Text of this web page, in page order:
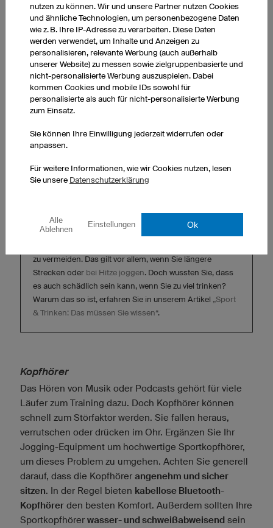
Rucksack zu verstauen oder in der Hand zu halten, ist
beim Joggen nicht die ideale Lösung. Besser ist es,
wenn Sie auf geeignetes Jogging-Equipment
zurückgreifen, um beim Laufen mit Flüssigkeit
versorgt zu sein. Hierbei haben Sie verschiedene
Optionen:
Rucksackmit integrierter Trinkblase und Schlauch
Trinkweste
Weiche Trinkflasche(Soft Flask), die mit
abnehmender Flüssigkeit ihr Volumen verringert
TIPP:
zu vermeiden. Das gilt vor allem, wenn Sie längere
Strecken oder bei Hitze joggen. Doch wussten Sie, dass
es auch schädlich sein kann, wenn Sie zu viel trinken?
Warum das so ist, erfahren Sie in unserem Artikel „Sport
& Trinken: Das müssen Sie wissen“.
Kopfhörer
Das Hören von Musik oder Podcasts gehört für viele
Läufer zum Training dazu. Doch Kopfhörer können
schnell zum Störfaktor werden. Sie fallen heraus,
verrutschen oder drücken im Ohr. Ergänzen Sie Ihr
Jogging-Equipment um hochwertige Sportkopfhörer,
um dieses Problem zu umgehen. Achten Sie generell
darauf, dass die Kopfhörer angenehm und sicher
sitzen. In der Regel bieten kabellose Bluetooth-
Kopfhörer den besten Komfort. Außerdem sollten Ihre
Sportkopfhörer wasser- und schweißabweisend sein
nutzen zu können. Wir und unsere Partner nutzen Cookies
und ähnliche Technologien, um personenbezogene Daten
wie z. B. Ihre IP-Adresse zu verarbeiten. Diese Daten
werden verwendet, um Inhalte und Anzeigen zu
personalisieren, relevante Werbung (auch außerhalb
unserer Website) zu messen sowie zielgruppenbasierte und
nicht-personalisierte Werbung auszuspielen. Dabei
kommen Cookies und mobile IDs sowohl für
personalisierte als auch für nicht-personalisierte Werbung
zum Einsatz.
Sie können Ihre Einwilligung jederzeit widerrufen oder
anpassen.
Für weitere Informationen, wie wir Cookies nutzen, lesen
Sie unsere Datenschutzerklärung
Alle
Ablehnen
Einstellungen Ok